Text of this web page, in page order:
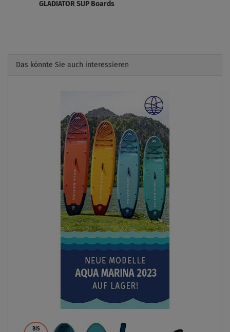
GLADIATOR SUP Boards
Das könnte Sie auch interessieren
BIS